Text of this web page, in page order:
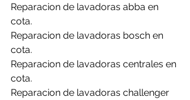
Reparacion de lavadoras abba en
cota.
Reparacion de lavadoras bosch en
cota.
Reparacion de lavadoras centrales en
cota.
Reparacion de lavadoras challenger